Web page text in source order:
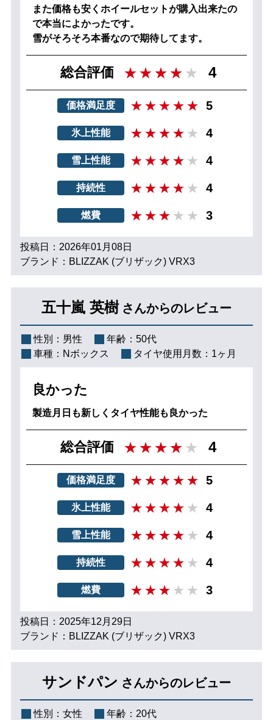
また価格も安くホイールセットが購入出来たの
で本当によかったです。
雪がそろそろ本番なので期待してます。
総合評価 4
価格満足度 5
氷上性能 4
雪上性能 4
持続性 4
燃費 3
投稿日：2026年01月08日
ブランド：BLIZZAK (ブリザック) VRX3
五十嵐 英樹 さんからのレビュー
性別： 男性 年齢： 50代
車種： Nボックス タイヤ使用月数： 1ヶ月
良かった
製造月日も新しくタイヤ性能も良かった
総合評価 4
価格満足度 5
氷上性能 4
雪上性能 4
持続性 4
燃費 3
投稿日：2025年12月29日
ブランド：BLIZZAK (ブリザック) VRX3
サンドパン さんからのレビュー
性別： 女性 年齢： 20代